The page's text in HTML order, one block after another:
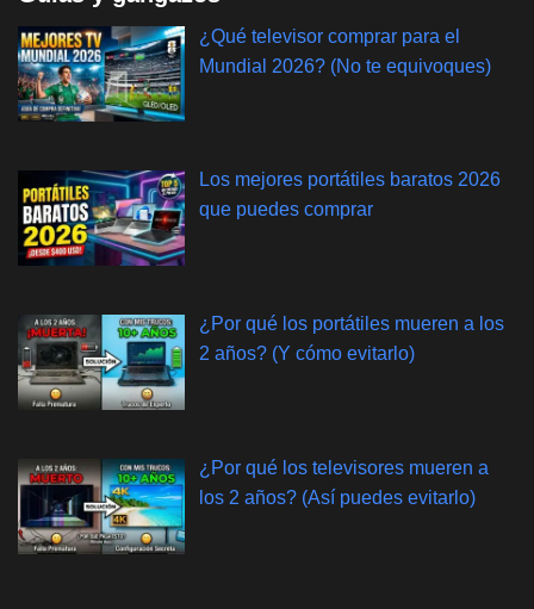
¿Qué televisor comprar para el
Mundial 2026? (No te equivoques)
Los mejores portátiles baratos 2026
que puedes comprar
¿Por qué los portátiles mueren a los
2 años? (Y cómo evitarlo)
¿Por qué los televisores mueren a
los 2 años? (Así puedes evitarlo)